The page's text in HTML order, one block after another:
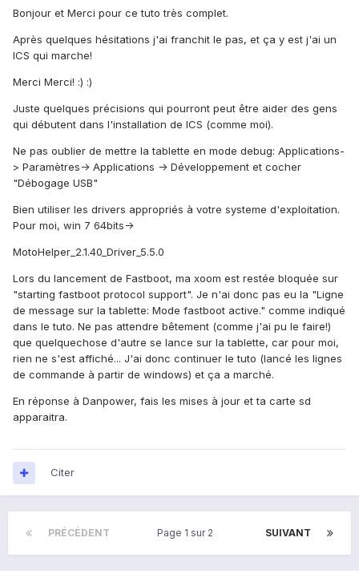
Bonjour et Merci pour ce tuto très complet.
Après quelques hésitations j'ai franchit le pas, et ça y est j'ai un
ICS qui marche!
Merci Merci! :) :)
Juste quelques précisions qui pourront peut être aider des gens
qui débutent dans l'installation de ICS (comme moi).
Ne pas oublier de mettre la tablette en mode debug: Applications-
> Paramètres-> Applications -> Développement et cocher
"Débogage USB"
Bien utiliser les drivers appropriés à votre systeme d'exploitation.
Pour moi, win 7 64bits->
MotoHelper_2.1.40_Driver_5.5.0
Lors du lancement de Fastboot, ma xoom est restée bloquée sur
"starting fastboot protocol support". Je n'ai donc pas eu la "Ligne
de message sur la tablette: Mode fastboot active." comme indiqué
dans le tuto. Ne pas attendre bêtement (comme j'ai pu le faire!)
que quelquechose d'autre se lance sur la tablette, car pour moi,
rien ne s'est affiché... J'ai donc continuer le tuto (lancé les lignes
de commande à partir de windows) et ça a marché.
En réponse à Danpower, fais les mises à jour et ta carte sd
apparaitra.
Citer
PRÉCÉDENT SUIVANT
Page 1 sur 2